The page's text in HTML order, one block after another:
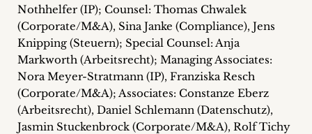
Nothhelfer (IP); Counsel: Thomas Chwalek
(Corporate/M&A), Sina Janke (Compliance), Jens
Knipping (Steuern); Special Counsel: Anja
Markworth (Arbeitsrecht); Managing Associates:
Nora Meyer-Stratmann (IP), Franziska Resch
(Corporate/M&A); Associates: Constanze Eberz
(Arbeitsrecht), Daniel Schlemann (Datenschutz),
Jasmin Stuckenbrock (Corporate/M&A), Rolf Tichy